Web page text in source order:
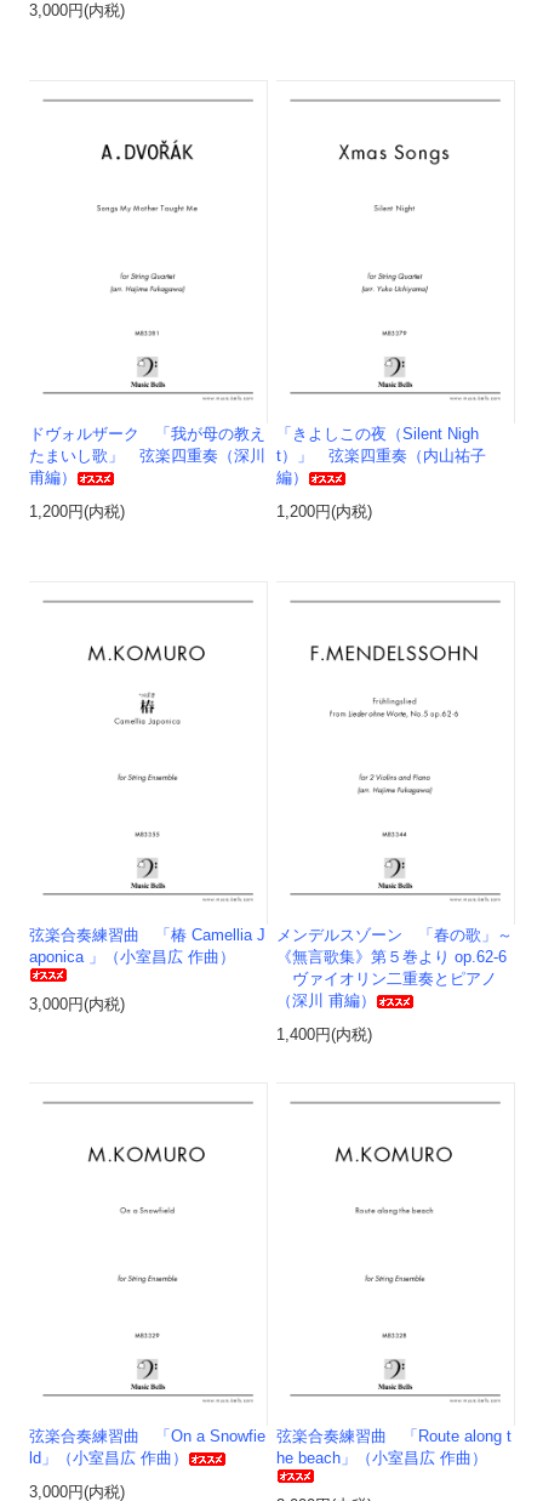
3,000円(内税)
ドヴォルザーク 「我が母の教え
たまいし歌」 弦楽四重奏（深川
甫編）
1,200円(内税)
「きよしこの夜（Silent Nigh
t）」 弦楽四重奏（内山祐子
編）
1,200円(内税)
弦楽合奏練習曲 「椿 Camellia J
aponica 」（小室昌広 作曲）
3,000円(内税)
メンデルスゾーン 「春の歌」～
《無言歌集》第５巻より op.62-6
ヴァイオリン二重奏とピアノ
（深川 甫編）
1,400円(内税)
弦楽合奏練習曲 「On a Snowfie
ld」（小室昌広 作曲）
3,000円(内税)
弦楽合奏練習曲 「Route along t
he beach」（小室昌広 作曲）